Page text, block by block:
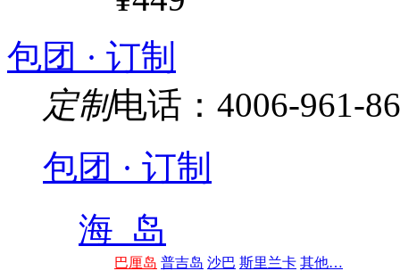
包团 · 订制
定制电话：4006-961-
包团 · 订制
海 岛
巴厘岛 普吉岛 沙巴 斯里兰卡 其他…